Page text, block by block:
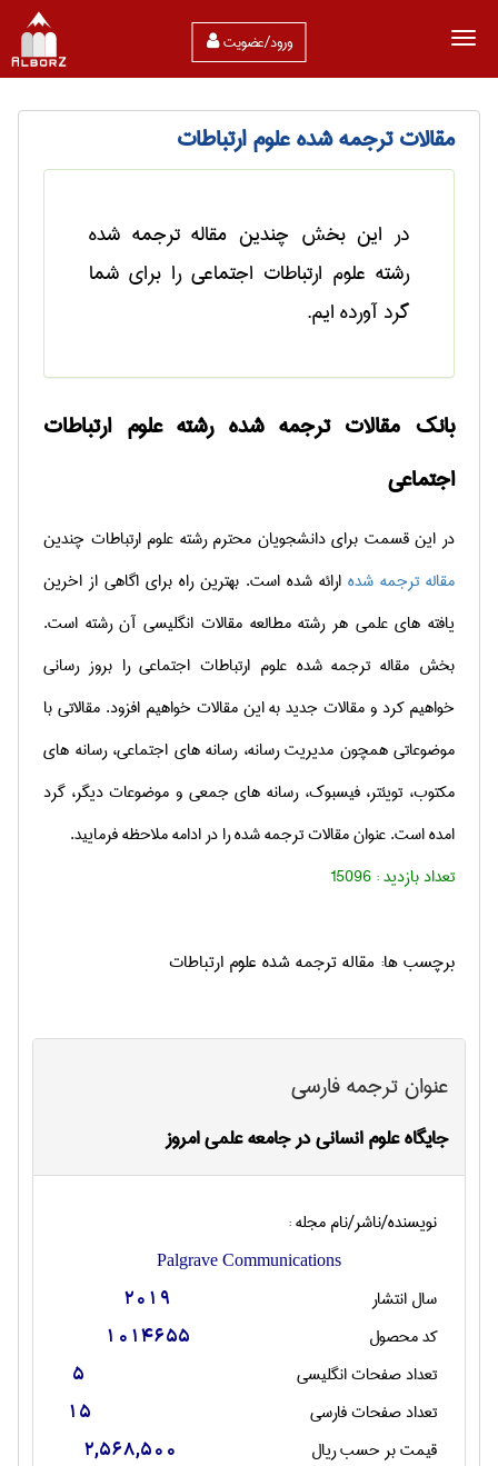
ورود/عضویت
مقالات ترجمه شده علوم ارتباطات
در این بخش چندین مقاله ترجمه شده
رشته علوم ارتباطات اجتماعی را برای شما
گرد آورده ایم.
بانک مقالات ترجمه شده رشته علوم ارتباطات
اجتماعی
در این قسمت برای دانشجویان محترم رشته علوم ارتباطات چندین
مقاله ترجمه شده ارائه شده است. بهترین راه برای اگاهی از اخرین
یافته های علمی هر رشته مطالعه مقالات انگلیسی آن رشته است.
بخش مقاله ترجمه شده علوم ارتباطات اجتماعی را بروز رسانی
خواهیم کرد و مقالات جدید به این مقالات خواهیم افزود. مقالاتی با
موضوعاتی همچون مدیریت رسانه، رسانه های اجتماعی، رسانه های
مکتوب، تویئتر، فیسبوک، رسانه های جمعی و موضوعات دیگر، گرد
امده است. عنوان مقالات ترجمه شده را در ادامه ملاحظه فرمایید.
تعداد بازدید :15096
برچسب ها: مقاله ترجمه شده علوم ارتباطات
عنوان ترجمه فارسی
جایگاه علوم انسانی در جامعه علمی امروز
نویسنده/ناشر/نام مجله :
Palgrave Communications
سال انتشار 2019
کد محصول 1014655
تعداد صفحات انگليسی 5
تعداد صفحات فارسی 15
قیمت بر حسب ریال 2,568,500